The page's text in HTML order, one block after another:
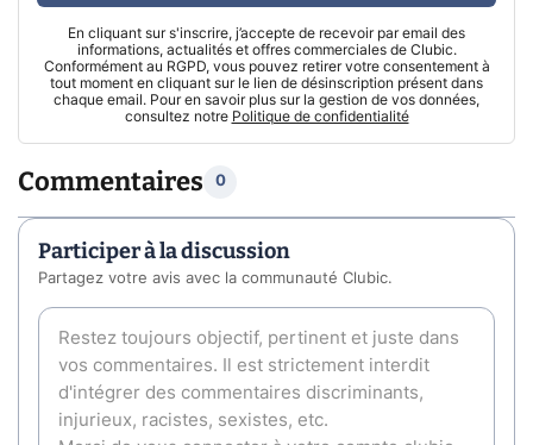
En cliquant sur s'inscrire, j’accepte de recevoir par email des
informations, actualités et offres commerciales de Clubic.
Conformément au RGPD, vous pouvez retirer votre consentement à
tout moment en cliquant sur le lien de désinscription présent dans
chaque email. Pour en savoir plus sur la gestion de vos données,
consultez notre Politique de confidentialité
Commentaires 0
Participer à la discussion
Partagez votre avis avec la communauté Clubic.